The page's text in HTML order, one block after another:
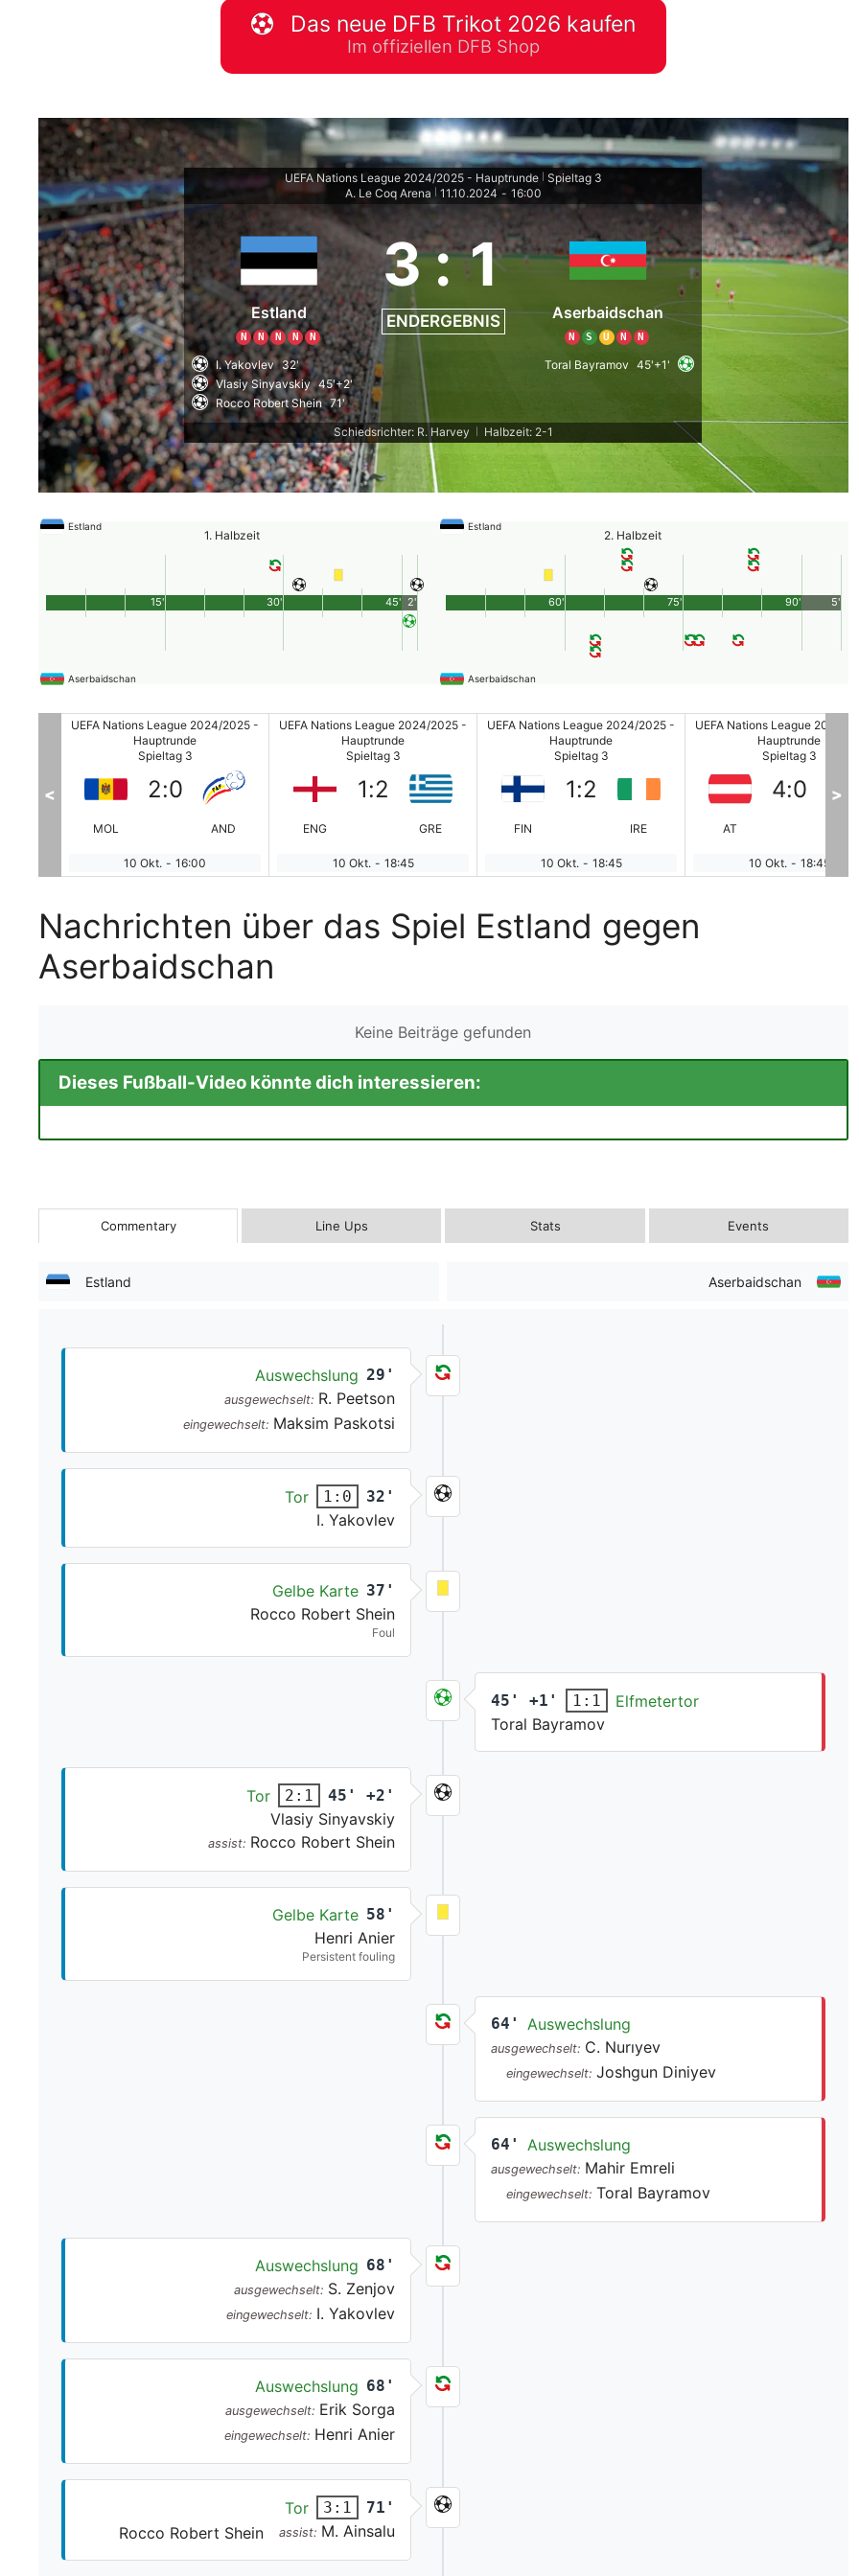
WM 2026 Spielplan Excel – kostenlos
downloaden & automatisch ausfüllen
Das neue DFB Trikot 2026 kaufen
Im offiziellen DFB Shop
UEFA Nations League 2024/2025 - Hauptrunde
Spieltag 3
A. Le Coq Arena
11.10.2024 - 16:00
Estland
N N N N N
3: 1
ENDERGEBNIS Aserbaidschan
N S U N N
I. Yakovlev 32'
Vlasiy Sinyavskiy 45'+2'
Rocco Robert Shein 71'
Toral Bayramov 45'+1'
Schiedsrichter: R. Harvey Halbzeit: 2-1
Estland
1. Halbzeit
Aserbaidschan
45'
15' 30' 2'
Estland
2. Halbzeit
Aserbaidschan
90'
60' 75' 5'
UEFA Nations League 2024/2025 -
Hauptrunde
Spieltag 3
MOL
2:0
AND
10 Okt. - 16:00
UEFA Nations League 2024/2025 -
Hauptrunde
Spieltag 3
ENG
1:2
GRE
10 Okt. - 18:45
UEFA Nations League 2024/2025 -
Hauptrunde
Spieltag 3
FIN
1:2
IRE
10 Okt. - 18:45
UEFA Nations League 2024/
Hauptrunde
Spieltag 3
AT
4:0
10 Okt. - 18:45
< >
Nachrichten über das Spiel Estland gegen
Aserbaidschan
Keine Beiträge gefunden
Dieses Fußball-Video könnte dich interessieren:
Commentary Line Ups Stats Events
Estland Aserbaidschan
Auswechslung 29'
ausgewechselt: R. Peetson
eingewechselt: Maksim Paskotsi
Tor 1:0 32'
I. Yakovlev
Gelbe Karte 37'
Rocco Robert Shein
Foul
45' +1' 1:1
Elfmetertor
Toral Bayramov
Tor 2:1 45' +2'
Vlasiy Sinyavskiy
assist: Rocco Robert Shein
Gelbe Karte 58'
Henri Anier
Persistent fouling
64' Auswechslung
ausgewechselt: C. Nurıyev
eingewechselt: Joshgun Diniyev
64' Auswechslung
ausgewechselt: Mahir Emreli
eingewechselt: Toral Bayramov
Auswechslung 68'
ausgewechselt: S. Zenjov
eingewechselt: I. Yakovlev
Auswechslung 68'
ausgewechselt: Erik Sorga
eingewechselt: Henri Anier
Tor 3:1 71'
Rocco Robert Shein assist: M. Ainsalu